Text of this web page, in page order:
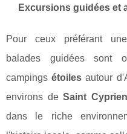
Excursions guidées et
Pour ceux préférant
balades guidées sont
campingsétoiles autour
environs deSaint Cyprien
dans le riche